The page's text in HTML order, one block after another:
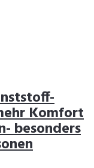
Komfort
besonders